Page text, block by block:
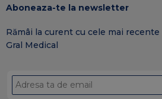
Aboneaza-te la newsletter
Rămâi la curent cu cele mai
Gral Medical